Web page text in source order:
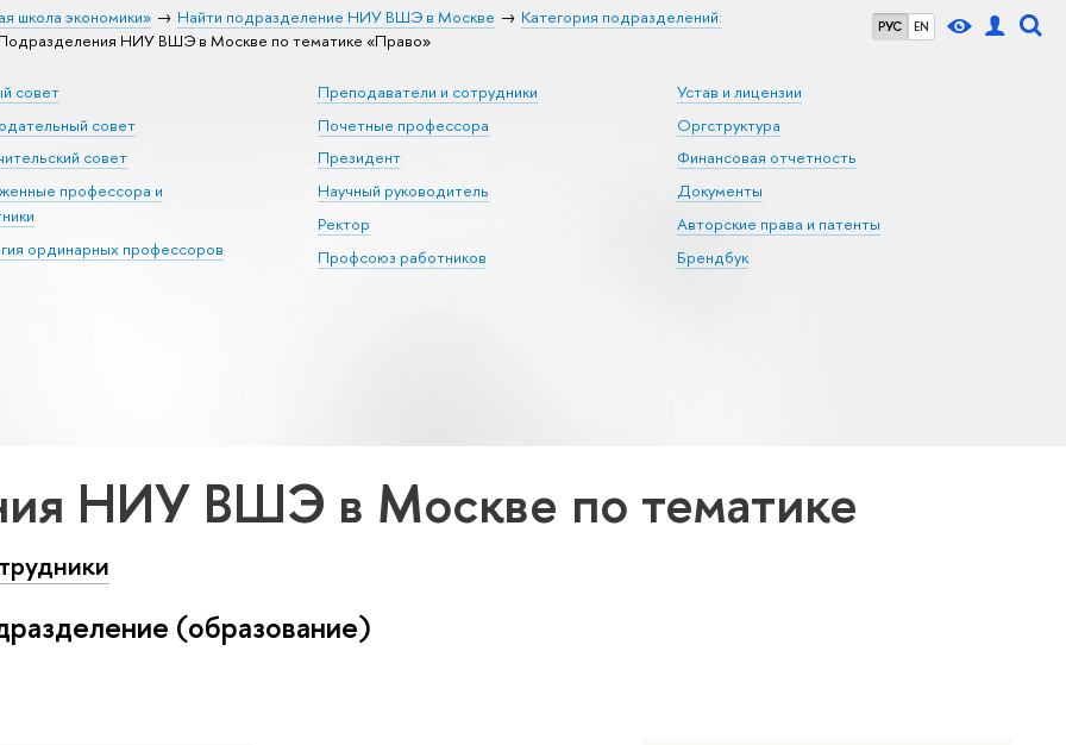
РУС EN
школа экономики» Найти подразделение НИУ ВШЭ в Москве
Категория подразделений:
НИУ ВШЭ в Москве по тематике «Право»
совет
совет
совет
профессора и
ординарных профессоров
Преподаватели и сотрудники
Почетные профессора
Президент
Научный руководитель
Ректор
Профсоюз работников
Устав и лицензии
Оргструктура
Финансовая отчетность
Документы
Авторские права и патенты
Брендбук
НИУ ВШЭ в Москве по тематике
(образование)